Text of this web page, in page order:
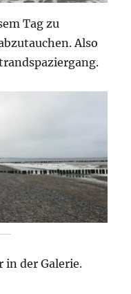
Tag zu
Also
in der Galerie.